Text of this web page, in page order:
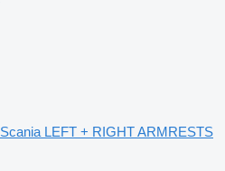
Scania LEFT + RIGHT ARMRESTS